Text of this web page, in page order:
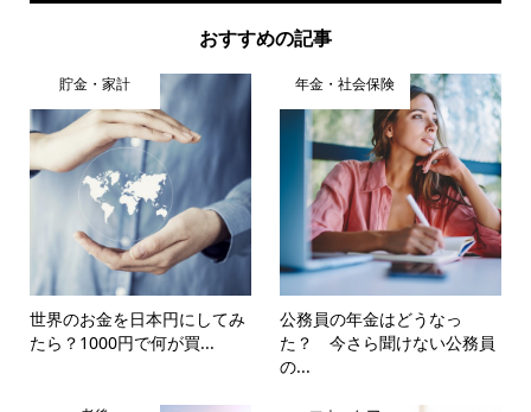
おすすめの記事
貯金・家計
世界のお金を日本円にしてみ
たら？1000円で何が買...
年金・社会保険
公務員の年金はどうなっ
た？ 今さら聞けない公務員
の...